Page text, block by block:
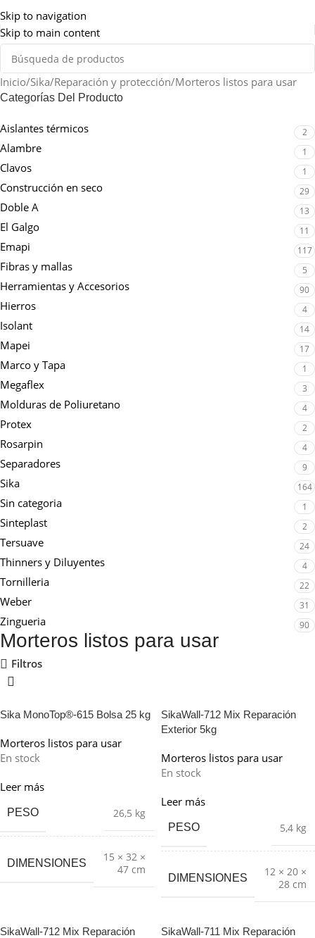
Skip to navigation
Skip to main content
Inicio Sika Reparación y protección Morteros listos para usar
Categorías Del Producto
Aislantes térmicos 2
Alambre 1
Clavos 1
Construcción en seco 29
Doble A 13
El Galgo 11
Emapi 117
Fibras y mallas 5
Herramientas y Accesorios 90
Hierros 4
Isolant 14
Mapei 17
Marco y Tapa 1
Megaflex 3
Molduras de Poliuretano 4
Protex 2
Rosarpin 4
Separadores 9
Sika 164
Sin categoria 1
Sinteplast 2
Tersuave 24
Thinners y Diluyentes 4
Tornilleria 22
Weber 31
Zingueria 90
Morteros listos para usar
Filtros
Sika MonoTop®-615 Bolsa 25 kg
Morteros listos para usar
En stock
Leer más
PESO 26,5 kg
DIMENSIONES
15 × 32 ×
47 cm
SikaWall-712 Mix Reparación
Exterior 5kg
Morteros listos para usar
En stock
Leer más
PESO 5,4 kg
DIMENSIONES
12 × 20 ×
28 cm
SikaWall-712 Mix Reparación
SikaWall-711 Mix Reparación